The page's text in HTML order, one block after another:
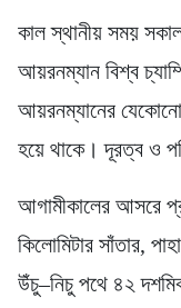
কাল স্থানীয় সময়
আয়রনম্যান বিশ্ব
আয়রনম্যানের
হয়ে থাকে। দূরত্ব ও
আগামীকালের আসরে
কিলোমিটার সাঁতার,
উঁচু–নিচু পথে ৪২